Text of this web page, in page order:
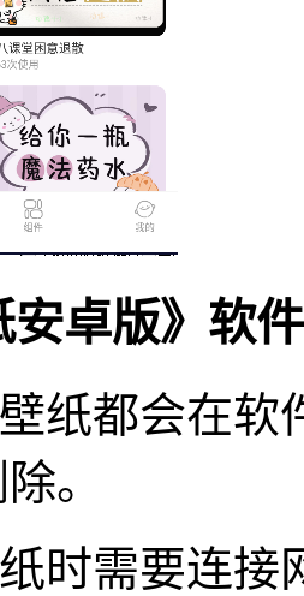
安卓版》软
纸都会在
。
时需要连